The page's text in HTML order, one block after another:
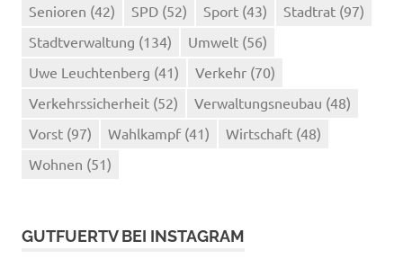
Senioren (42) SPD (52) Sport (43) Stadtrat (97)
Stadtverwaltung (134) Umwelt (56)
Uwe Leuchtenberg (41) Verkehr (70)
Verkehrssicherheit (52) Verwaltungsneubau (48)
Vorst (97) Wahlkampf (41) Wirtschaft (48)
Wohnen (51)
GUTFUERTV BEI INSTAGRAM